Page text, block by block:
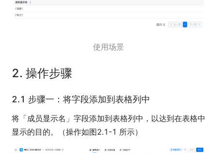
使用场景
2. 操作步骤
2.1 步骤一：将字段添加到表格列中
将「成员显示名」字段添加到表格列中，以达到在表格中
显示的目的。（操作如图2.1-1 所示）